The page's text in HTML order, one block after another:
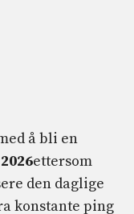
å bli en
ettersom
den daglige
konstante ping